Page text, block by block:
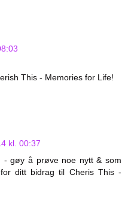
This - Memories for Life!
kl. 00:37
- gøy å prøve noe nytt & som
ditt bidrag til Cheris This -